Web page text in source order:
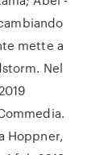
mette a
Nel
Hoppner,